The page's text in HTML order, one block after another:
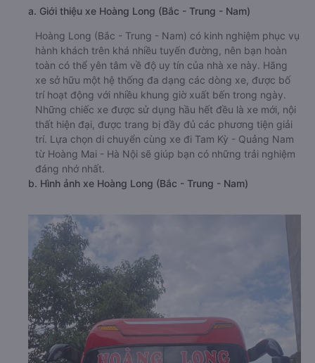
a. Giới thiệu xe Hoàng Long (Bắc - Trung - Nam)
Hoàng Long (Bắc - Trung - Nam) có kinh nghiệm phục vụ
hành khách trên khá nhiều tuyến đường, nên bạn hoàn
toàn có thể yên tâm về độ uy tín của nhà xe này. Hãng
xe sở hữu một hệ thống đa dạng các dòng xe, được bố
trí hoạt động với nhiều khung giờ xuất bến trong ngày.
Những chiếc xe được sử dụng hầu hết đều là xe mới, nội
thất hiện đại, được trang bị đầy đủ các phương tiện giải
trí. Lựa chọn di chuyển cùng xe đi Tam Kỳ - Quảng Nam
từ Hoàng Mai - Hà Nội sẽ giúp bạn có những trải nghiệm
đáng nhớ nhất.
b. Hình ảnh xe Hoàng Long (Bắc - Trung - Nam)